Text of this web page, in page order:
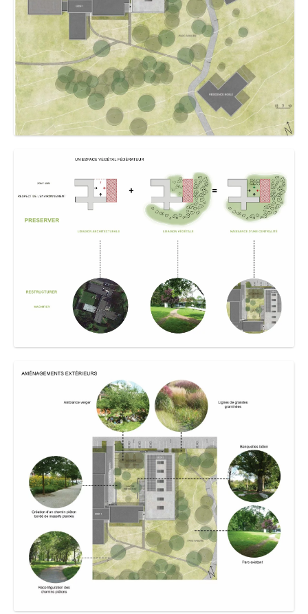
l’espace moteur de la réflexion des étudiants avant que
ces derniers ne se dirigent vers les différents espaces
d’application.